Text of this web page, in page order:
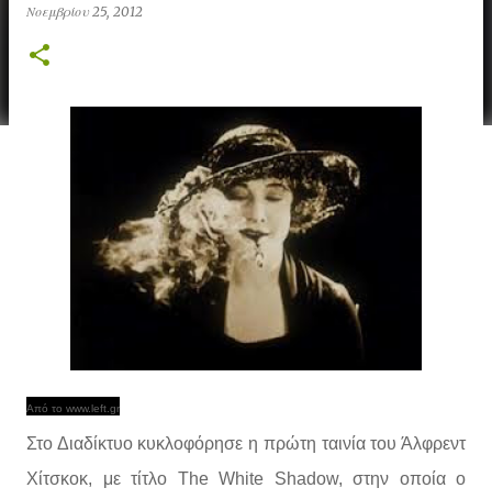
Νοεμβρίου 25, 2012
Από το www.left.gr
Στο Διαδίκτυο κυκλοφόρησε η πρώτη ταινία του Άλφρεντ
Χίτσκοκ, με τίτλο The White Shadow, στην οποία ο